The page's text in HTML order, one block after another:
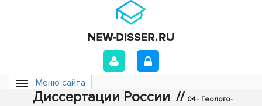
Меню сайта
Диссертации России // 04 - Геолого-